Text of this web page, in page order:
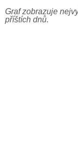
Graf zobrazuje
příštích dnů.